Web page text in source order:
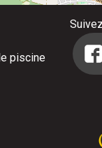
piscine